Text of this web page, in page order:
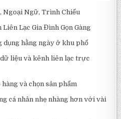
Ngoại Ngữ, Trình Chiếu
Lạc Gia Đình Gọn Gàng
dụng hằng ngày ở khu phố
liệu và kênh liên lạc trực
và chọn sản phẩm
cá nhân nhẹ nhàng hơn với vài